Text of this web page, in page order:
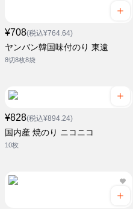
¥708(税込¥764.64)
ヤンバン韓国味付のり 東遠
8切8枚8袋
¥828(税込¥894.24)
国内産 焼のり ニコニコ
10枚